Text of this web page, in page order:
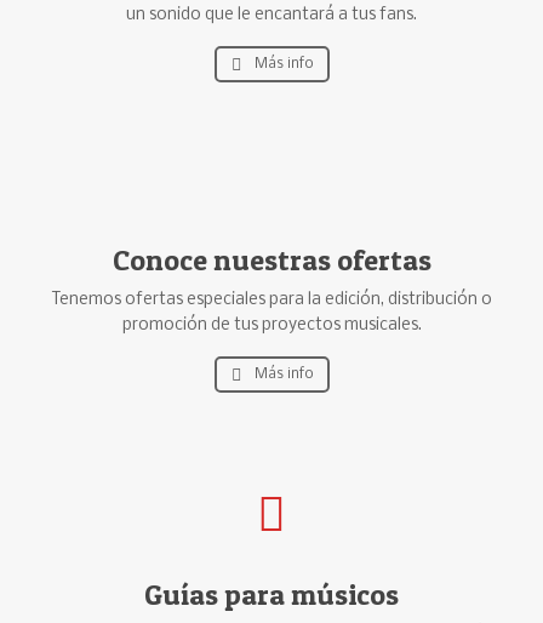
un sonido que le encantará a tus fans.
Más info
Conoce nuestras ofertas
Tenemos ofertas especiales para la edición, distribución o
promoción de tus proyectos musicales.
Más info
Guías para músicos